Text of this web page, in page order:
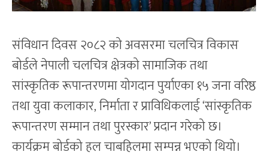
संविधान दिवस २०८२ को अवसरमा चलचित्र विकास
बोर्डले नेपाली चलचित्र क्षेत्रको सामाजिक तथा
सांस्कृतिक रूपान्तरणमा योगदान पुर्याएका १५ जना वरिष्ठ
तथा युवा कलाकार, निर्माता र प्राविधिकलाई ‘सांस्कृतिक
रूपान्तरण सम्मान तथा पुरस्कार’ प्रदान गरेको छ।
कार्यक्रम बोर्डको हल चाबहिलमा सम्पन्न भएको थियो।